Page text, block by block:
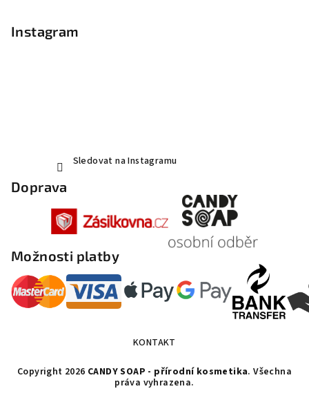
Instagram
Sledovat na Instagramu
Doprava
Možnosti platby
KONTAKT
Copyright 2026 CANDY SOAP - přírodní kosmetika. Všechna
práva vyhrazena.